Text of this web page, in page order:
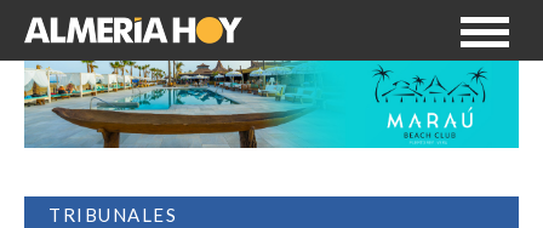
TRIBUNALES